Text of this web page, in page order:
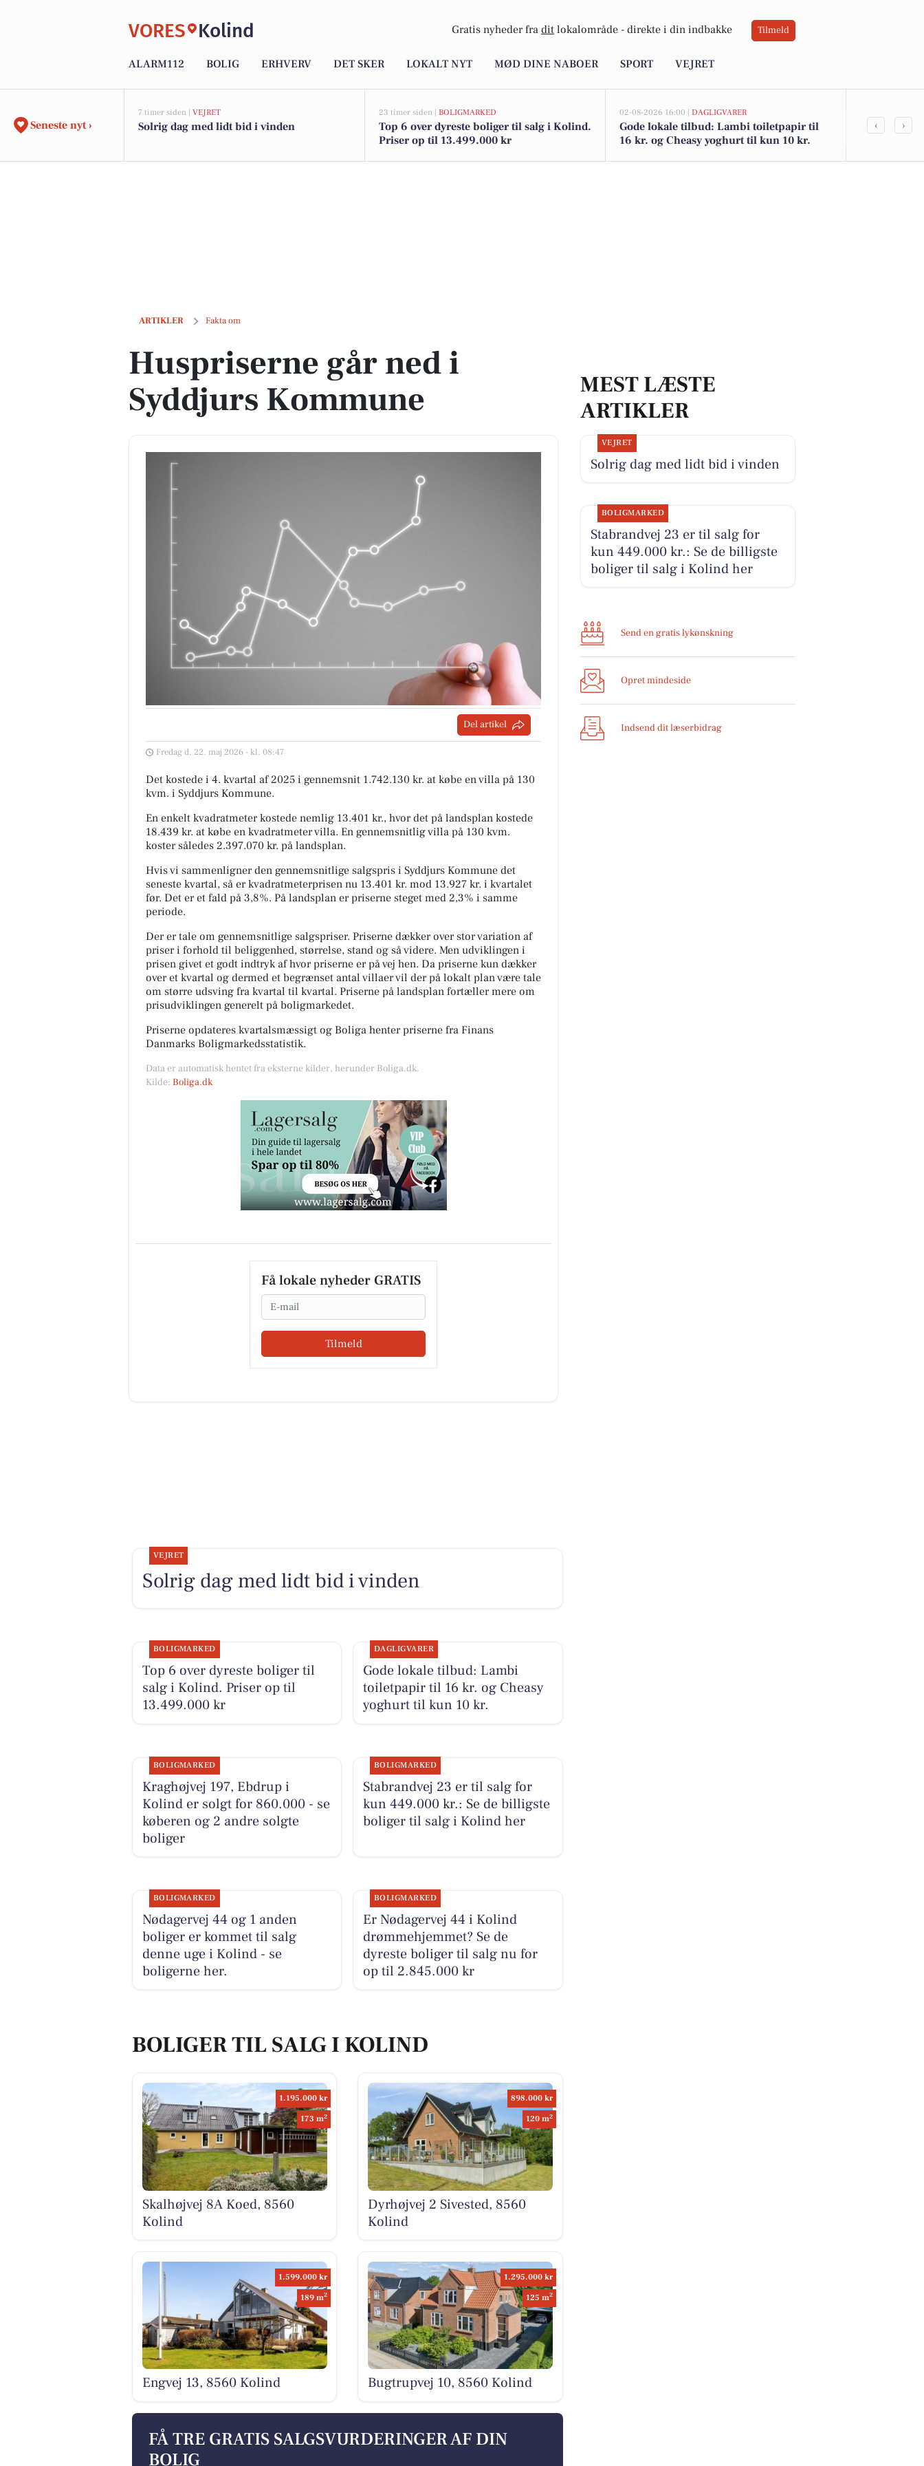
VORES Kolind Gratis nyheder fra dit lokalområde - direkte i din indbakke Tilmeld
ALARM112 BOLIG ERHVERV DET SKER LOKALT NYT MØD DINE NABOER SPORT VEJRET
Seneste nyt ›
7 timer siden | VEJRET
Solrig dag med lidt bid i vinden
23 timer siden | BOLIGMARKED
Top 6 over dyreste boliger til salg i Kolind.
Priser op til 13.499.000 kr
02-08-2026 16:00 | DAGLIGVARER
Gode lokale tilbud: Lambi toiletpapir til
16 kr. og Cheasy yoghurt til kun 10 kr.
Kraghøjvej
‹ ›
ARTIKLER Fakta om
Huspriserne går ned i Syddjurs Kommune
Huspriserne går ned i
Syddjurs Kommune
Del artikel
Fredag d. 22. maj 2026 - kl. 08:47
Det kostede i 4. kvartal af 2025 i gennemsnit 1.742.130 kr. at købe en villa på 130
kvm. i Syddjurs Kommune.
En enkelt kvadratmeter kostede nemlig 13.401 kr., hvor det på landsplan kostede
18.439 kr. at købe en kvadratmeter villa. En gennemsnitlig villa på 130 kvm.
koster således 2.397.070 kr. på landsplan.
Hvis vi sammenligner den gennemsnitlige salgspris i Syddjurs Kommune det
seneste kvartal, så er kvadratmeterprisen nu 13.401 kr. mod 13.927 kr. i kvartalet
før. Det er et fald på 3,8%. På landsplan er priserne steget med 2,3% i samme
periode.
Der er tale om gennemsnitlige salgspriser. Priserne dækker over stor variation af
priser i forhold til beliggenhed, størrelse, stand og så videre. Men udviklingen i
prisen givet et godt indtryk af hvor priserne er på vej hen. Da priserne kun dækker
over et kvartal og dermed et begrænset antal villaer vil der på lokalt plan være tale
om større udsving fra kvartal til kvartal. Priserne på landsplan fortæller mere om
prisudviklingen generelt på boligmarkedet.
Priserne opdateres kvartalsmæssigt og Boliga henter priserne fra Finans
Danmarks Boligmarkedsstatistik.
Data er automatisk hentet fra eksterne kilder, herunder Boliga.dk.
Kilde: Boliga.dk
Få lokale nyheder GRATIS
Email
Tilmeld
MEST LÆSTE
ARTIKLER
VEJRET
Solrig dag med lidt bid i vinden
BOLIGMARKED
Stabrandvej 23 er til salg for
kun 449.000 kr.: Se de billigste
boliger til salg i Kolind her
Send en gratis lykønskning
Opret mindeside
Indsend dit læserbidrag
VEJRET
Solrig dag med lidt bid i vinden
BOLIGMARKED
Top 6 over dyreste boliger til
salg i Kolind. Priser op til
13.499.000 kr
DAGLIGVARER
Gode lokale tilbud: Lambi
toiletpapir til 16 kr. og Cheasy
yoghurt til kun 10 kr.
BOLIGMARKED
Kraghøjvej 197, Ebdrup i
Kolind er solgt for 860.000 - se
køberen og 2 andre solgte
boliger
BOLIGMARKED
Stabrandvej 23 er til salg for
kun 449.000 kr.: Se de billigste
boliger til salg i Kolind her
BOLIGMARKED
Nødagervej 44 og 1 anden
boliger er kommet til salg
denne uge i Kolind - se
boligerne her.
BOLIGMARKED
Er Nødagervej 44 i Kolind
drømmehjemmet? Se de
dyreste boliger til salg nu for
op til 2.845.000 kr
BOLIGER TIL SALG I KOLIND
1.195.000 kr
173 m2
Skalhøjvej 8A Koed, 8560
Kolind
898.000 kr
120 m2
Dyrhøjvej 2 Sivested, 8560
Kolind
1.599.000 kr
189 m2
Engvej 13, 8560 Kolind
1.295.000 kr
125 m2
Bugtrupvej 10, 8560 Kolind
FÅ TRE GRATIS SALGSVURDERINGER AF DIN
BOLIG